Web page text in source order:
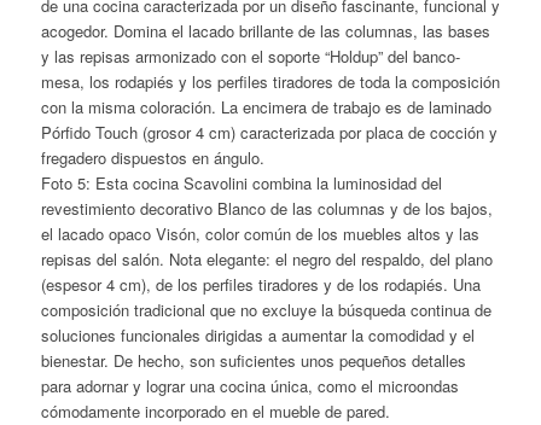
de una cocina caracterizada por un diseño fascinante, funcional y
acogedor. Domina el lacado brillante de las columnas, las bases
y las repisas armonizado con el soporte “Holdup” del banco-
mesa, los rodapiés y los perfiles tiradores de toda la composición
con la misma coloración. La encimera de trabajo es de laminado
Pórfido Touch (grosor 4 cm) caracterizada por placa de cocción y
fregadero dispuestos en ángulo.
Foto 5: Esta cocina Scavolini combina la luminosidad del
revestimiento decorativo Blanco de las columnas y de los bajos,
el lacado opaco Visón, color común de los muebles altos y las
repisas del salón. Nota elegante: el negro del respaldo, del plano
(espesor 4 cm), de los perfiles tiradores y de los rodapiés. Una
composición tradicional que no excluye la búsqueda continua de
soluciones funcionales dirigidas a aumentar la comodidad y el
bienestar. De hecho, son suficientes unos pequeños detalles
para adornar y lograr una cocina única, como el microondas
cómodamente incorporado en el mueble de pared.